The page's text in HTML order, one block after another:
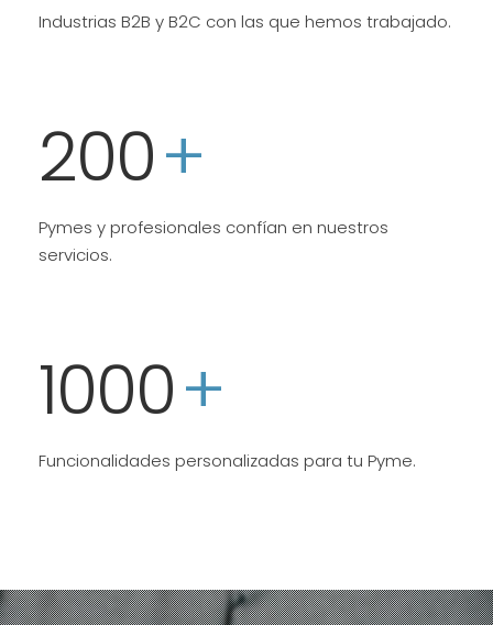
Industrias B2B y B2C con las que hemos trabajado.
200+
Pymes y profesionales confían en nuestros
servicios.
1000+
Funcionalidades personalizadas para tu Pyme.